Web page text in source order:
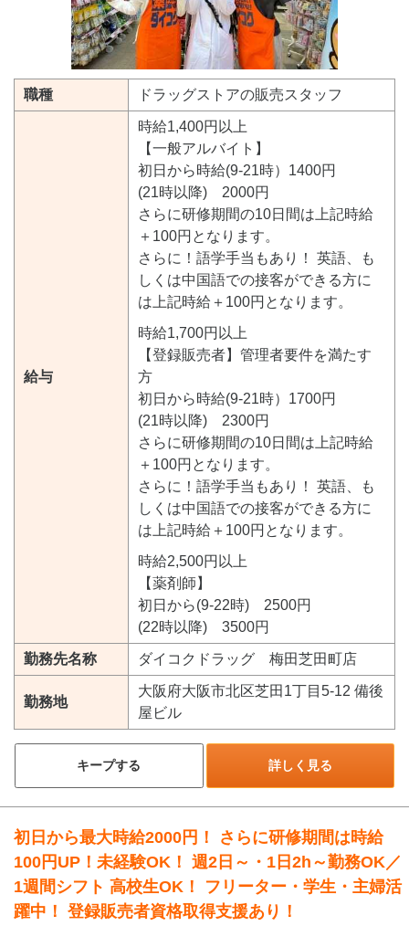
職種 ドラッグストアの販売スタッフ
給与
時給1,400円以上
【一般アルバイト】
初日から時給(9-21時）1400円
(21時以降) 2000円
さらに研修期間の10日間は上記時給
＋100円となります。
さらに！語学手当もあり！ 英語、も
しくは中国語での接客ができる方に
は上記時給＋100円となります。
時給1,700円以上
【登録販売者】管理者要件を満たす
方
初日から時給(9-21時）1700円
(21時以降) 2300円
さらに研修期間の10日間は上記時給
＋100円となります。
さらに！語学手当もあり！ 英語、も
しくは中国語での接客ができる方に
は上記時給＋100円となります。
時給2,500円以上
【薬剤師】
初日から(9-22時) 2500円
(22時以降) 3500円
勤務先名称 ダイコクドラッグ 梅田芝田町店
勤務地
大阪府大阪市北区芝田1丁目5-12 備後
屋ビル
キープする 詳しく見る
初日から最大時給2000円！ さらに研修期間は時給
100円UP！未経験OK！ 週2日～・1日2h～勤務OK／
1週間シフト 高校生OK！ フリーター・学生・主婦活
躍中！ 登録販売者資格取得支援あり！